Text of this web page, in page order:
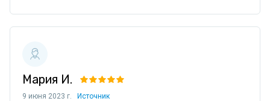
Мария И.
9 июня 2023 г. Источник